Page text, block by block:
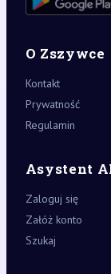
O Zszywce
Kontakt
Prywatność
Regulamin
Asystent
Zaloguj się
Załóż konto
Szukaj